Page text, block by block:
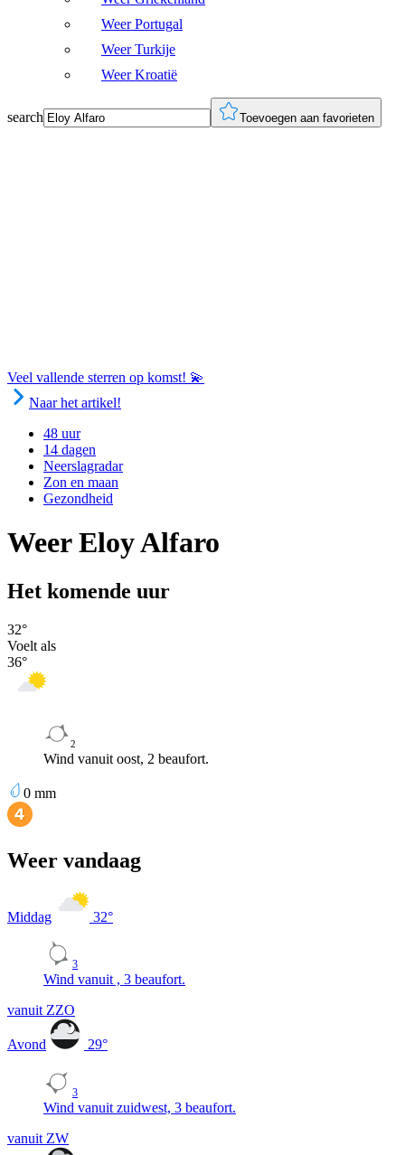
Weer Portugal
Weer Turkije
Weer Kroatië
search Toevoegen aan favorieten
Veel vallende sterren op komst! 💫
Naar het artikel!
48 uur
14 dagen
Neerslagradar
Zon en maan
Gezondheid
Weer Eloy Alfaro
Het komende uur
32°
Voelt als
36°
2
Wind vanuit oost, 2 beaufort.
0 mm
Weer vandaag
Middag 32°
3
Wind vanuit , 3 beaufort.
vanuit ZZO
Avond 29°
3
Wind vanuit zuidwest, 3 beaufort.
vanuit ZW